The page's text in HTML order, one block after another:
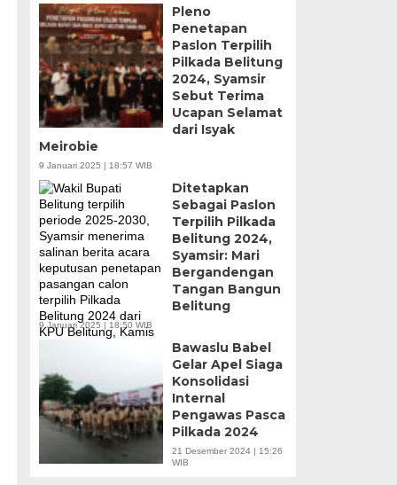
Pleno
Penetapan
Paslon Terpilih
Pilkada Belitung
2024, Syamsir
Sebut Terima
Ucapan Selamat
dari Isyak
Meirobie
9 Januari 2025 | 18:57 WIB
Ditetapkan
Sebagai Paslon
Terpilih Pilkada
Belitung 2024,
Syamsir: Mari
Bergandengan
Tangan Bangun
Belitung
9 Januari 2025 | 18:50 WIB
Bawaslu Babel
Gelar Apel Siaga
Konsolidasi
Internal
Pengawas Pasca
Pilkada 2024
21 Desember 2024 | 15:26
WIB